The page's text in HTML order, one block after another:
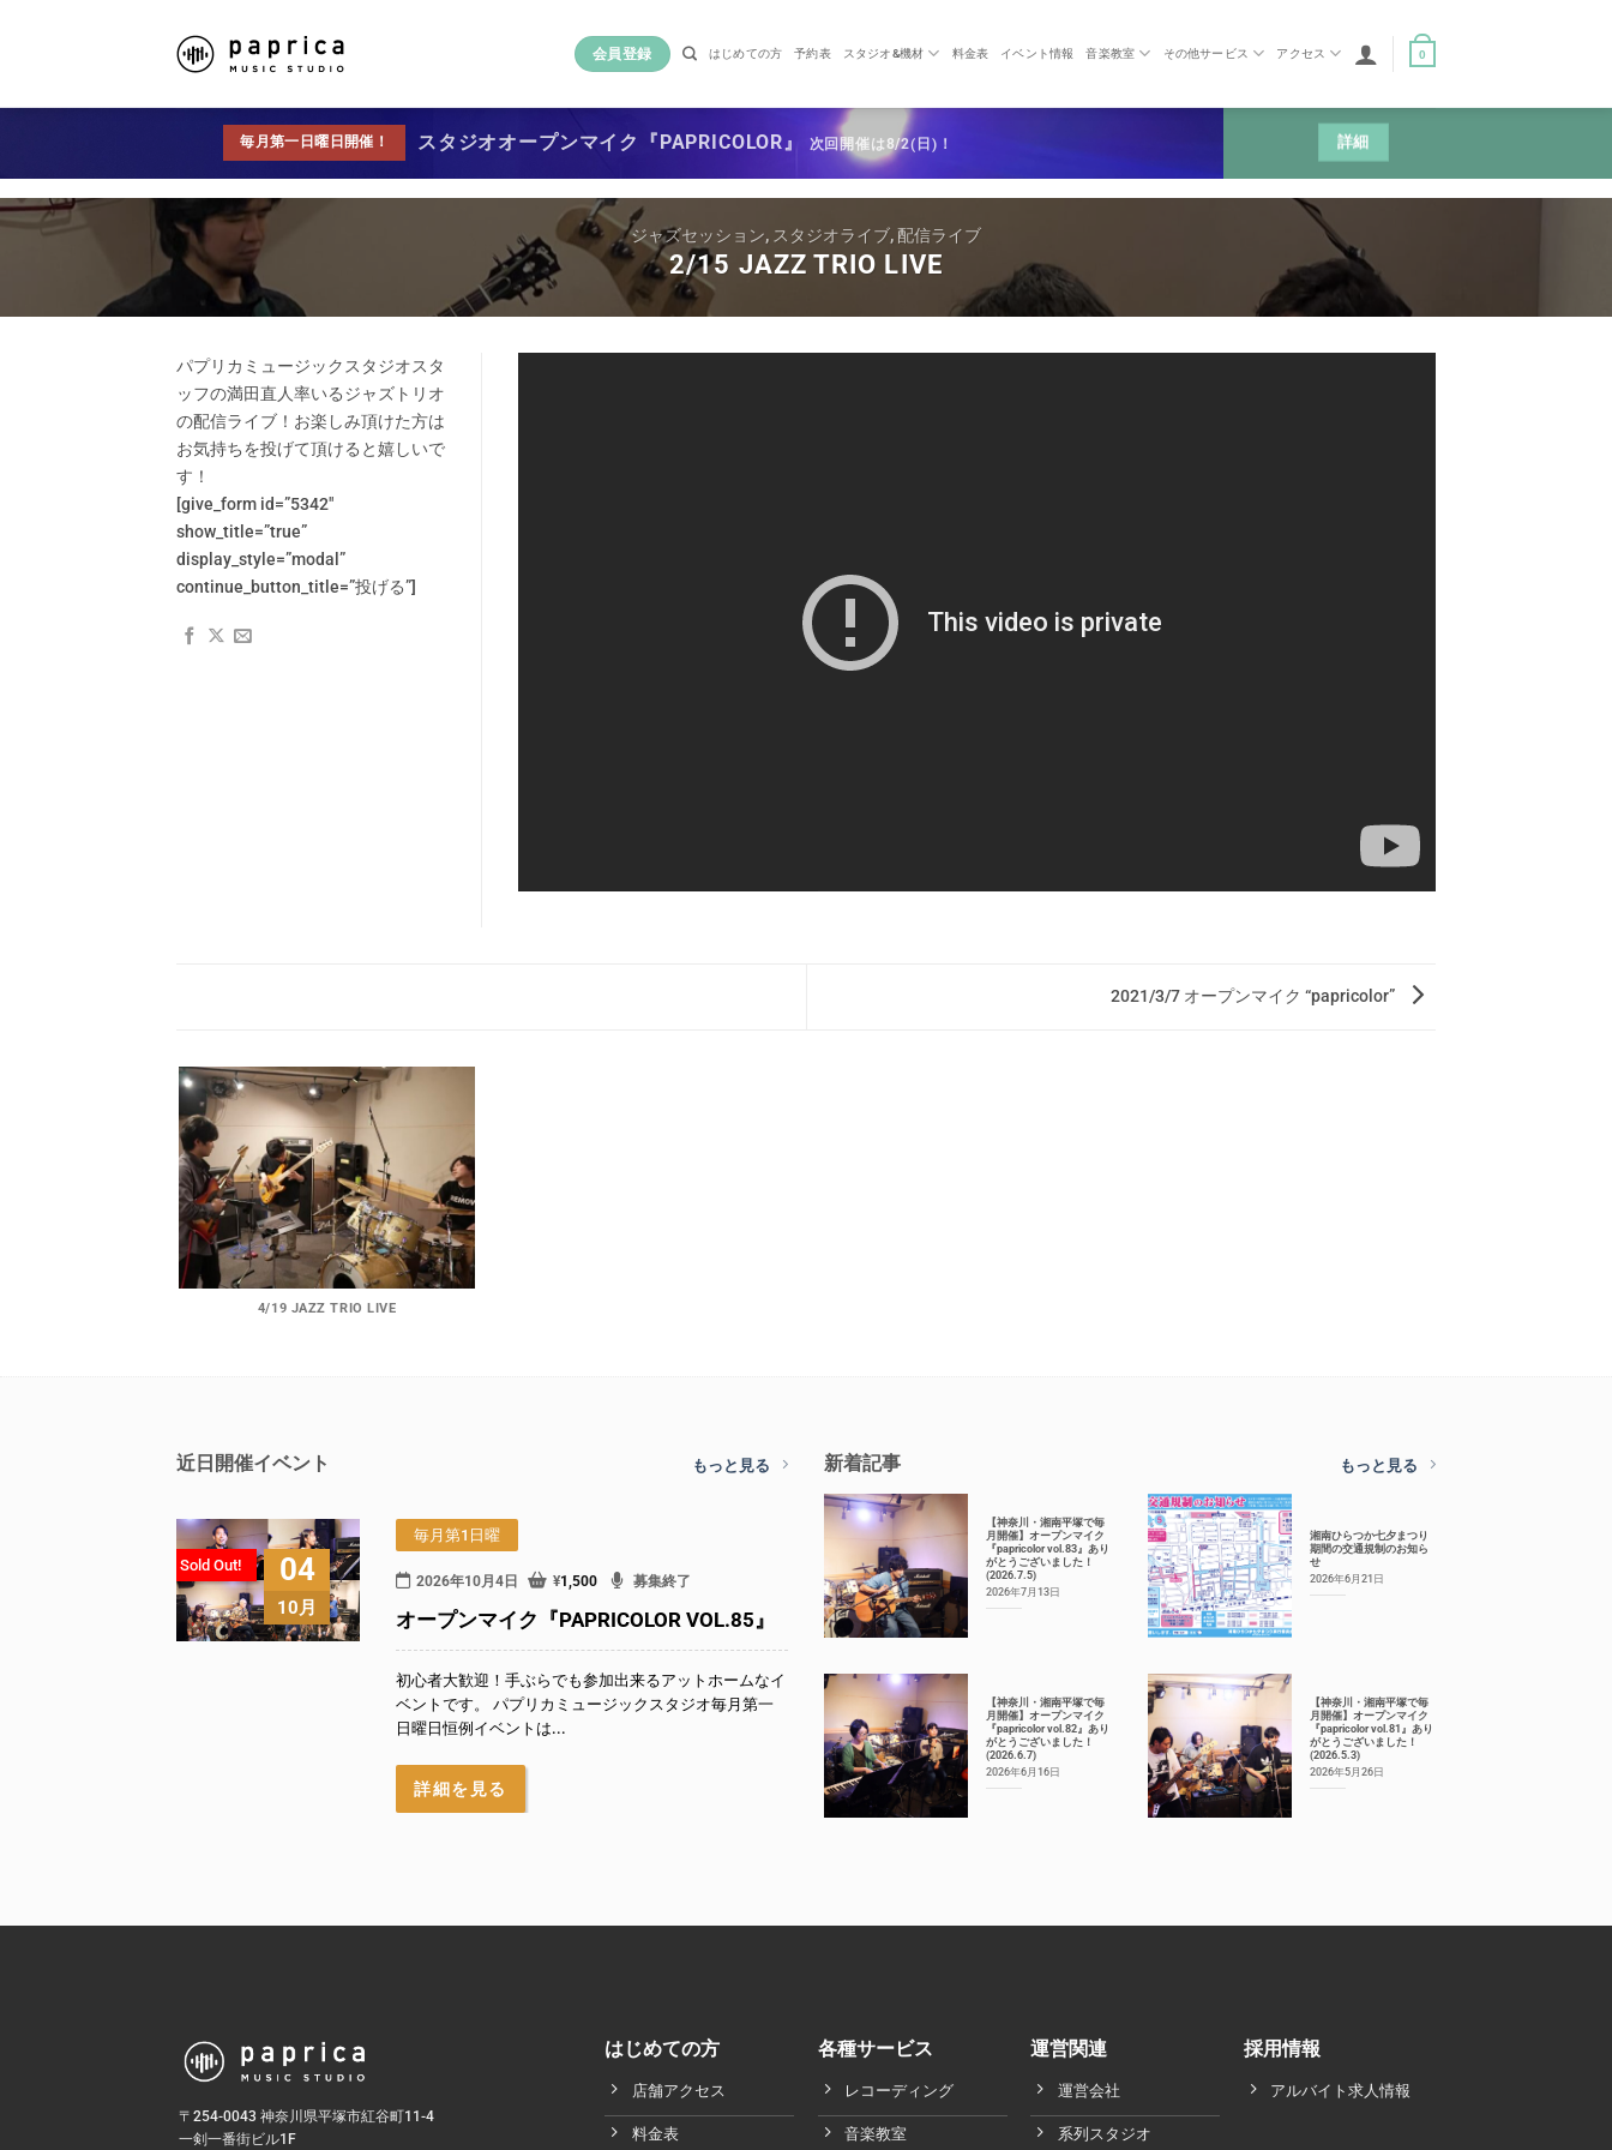
会員登録 はじめての方 予約表 スタジオ&機材 料金表 イベント情報 音楽教室 その他サービス アクセス 0
毎月第一日曜日開催！ スタジオオープンマイク『PAPRICOLOR』 次回開催は8/2(日)！ 詳細
ジャズセッション, スタジオライブ,配信ライブ
2/15 JAZZ TRIO LIVE
パプリカミュージックスタジオスタ
ッフの満田直人率いるジャズトリオ
の配信ライブ！お楽しみ頂けた方は
お気持ちを投げて頂けると嬉しいで
す！
[give_form id=”5342″
show_title=”true”
display_style=”modal”
continue_button_title=”投げる”]
2021/3/7 オープンマイク “papricolor”
4/19 JAZZ TRIO LIVE
近日開催イベント もっと見る
04
10月
Sold Out!
毎月第1日曜
2026年10月4日 ¥1,500 募集終了
オープンマイク『PAPRICOLOR VOL.85』
初心者大歓迎！手ぶらでも参加出来るアットホームなイ
ベントです。 パプリカミュージックスタジオ毎月第一
日曜日恒例イベントは...
詳細を見る
新着記事 もっと見る
【神奈川・湘南平塚で毎
月開催】オープンマイク
『papricolor vol.83』あり
がとうございました！
(2026.7.5)
2026年7月13日
湘南ひらつか七夕まつり
期間の交通規制のお知ら
せ
2026年6月21日
【神奈川・湘南平塚で毎
月開催】オープンマイク
『papricolor vol.82』あり
がとうございました！
(2026.6.7)
2026年6月16日
【神奈川・湘南平塚で毎
月開催】オープンマイク
『papricolor vol.81』あり
がとうございました！
(2026.5.3)
2026年5月26日
〒254-0043 神奈川県平塚市紅谷町11-4
一剣一番街ビル1F
はじめての方
店舗アクセス
料金表
各種サービス
レコーディング
音楽教室
運営関連
運営会社
系列スタジオ
採用情報
アルバイト求人情報